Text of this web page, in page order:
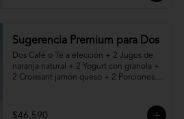
Sugerencia Premium para Dos
Dos Café o Té a elección + 2 Jugos de
naranja natural + 2 Yogurt con granola +
2 Croissant jamón queso + 2 Porciones
$46.590